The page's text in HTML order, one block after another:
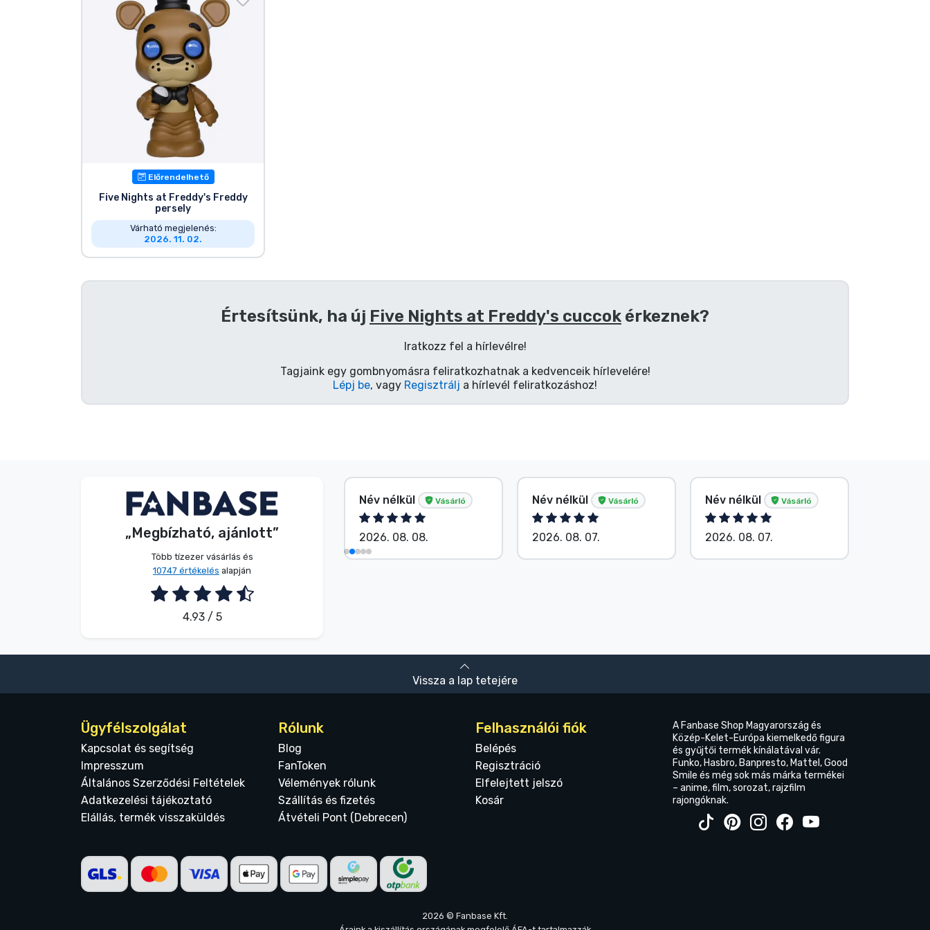
Előrendelhető
Five Nights at Freddy's Freddy
persely
Várható megjelenés:
2026. 11. 02.
Értesítsünk, ha új Five Nights at Freddy's cuccok érkeznek?
Iratkozz fel a hírlevélre!
Tagjaink egy gombnyomásra feliratkozhatnak a kedvenceik hírlevelére!
Lépj be, vagy Regisztrálj a hírlevél feliratkozáshoz!
„Megbízható, ajánlott”
Több tízezer vásárlás és
10747 értékelés alapján
4.93 / 5
Dávid Sulyok Vásárló
2026. 08. 08.
Név nélkül Vásárló
2026. 08. 08.
Név nélkül Vásárló
2026. 08. 07.
Név nélkül Vásárló
2026. 08. 07.
Vissza a lap tetejére
Ügyfélszolgálat
Kapcsolat és segítség
Impresszum
Általános Szerződési Feltételek
Adatkezelési tájékoztató
Elállás, termék visszaküldés
Rólunk
Blog
FanToken
Vélemények rólunk
Szállítás és fizetés
Átvételi Pont (Debrecen)
Felhasználói fiók
Belépés
Regisztráció
Elfelejtett jelszó
Kosár
A Fanbase Shop Magyarország és
Közép-Kelet-Európa kiemelkedő figura
és gyűjtői termék kínálatával vár.
Funko, Hasbro, Banpresto, Mattel, Good
Smile és még sok más márka termékei
– anime, film, sorozat, rajzfilm
rajongóknak.
2026 © Fanbase Kft.
Szállítás és fizetés
Sorozatos cuccok
Sportos cuccok
Zenés cuccok